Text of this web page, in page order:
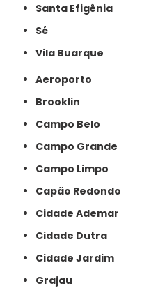
Santa Efigênia
Sé
Vila Buarque
Aeroporto
Brooklin
Campo Belo
Campo Grande
Campo Limpo
Capão Redondo
Cidade Ademar
Cidade Dutra
Cidade Jardim
Grajau